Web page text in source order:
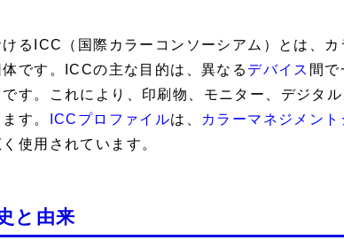
る ICC
（国際カラーコンソーシアム）とは、
です。ICCの主な目的は、異なる デバイス 間
す。これにより、印刷物、モニター、デジタ
す。
ICCプロファイルは、 カラーマネジメン
使用されています。
と由来